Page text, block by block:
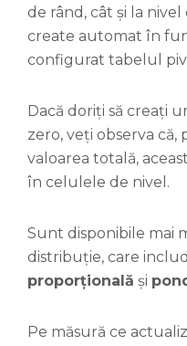
de rând, cât și la
create automat în
configurat tabelul
Dacă doriți să creați
zero, veți observa că,
valoarea totală,
în celulele de nivel.
Sunt disponibile mai
distribuție, care includ
proporțională și
Pe măsură ce